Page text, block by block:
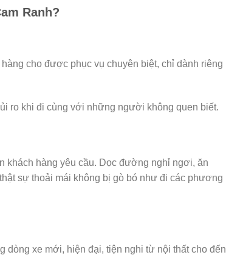
Ranh?
cho được phục vụ chuyên biệt, chỉ dành riêng
ro khi đi cùng với những người không quen biết.
khách hàng yêu cầu. Dọc đường nghỉ ngơi, ăn
sự thoải mái không bị gò bó như đi các phương
dòng xe mới, hiện đại, tiện nghi từ nội thất cho đến